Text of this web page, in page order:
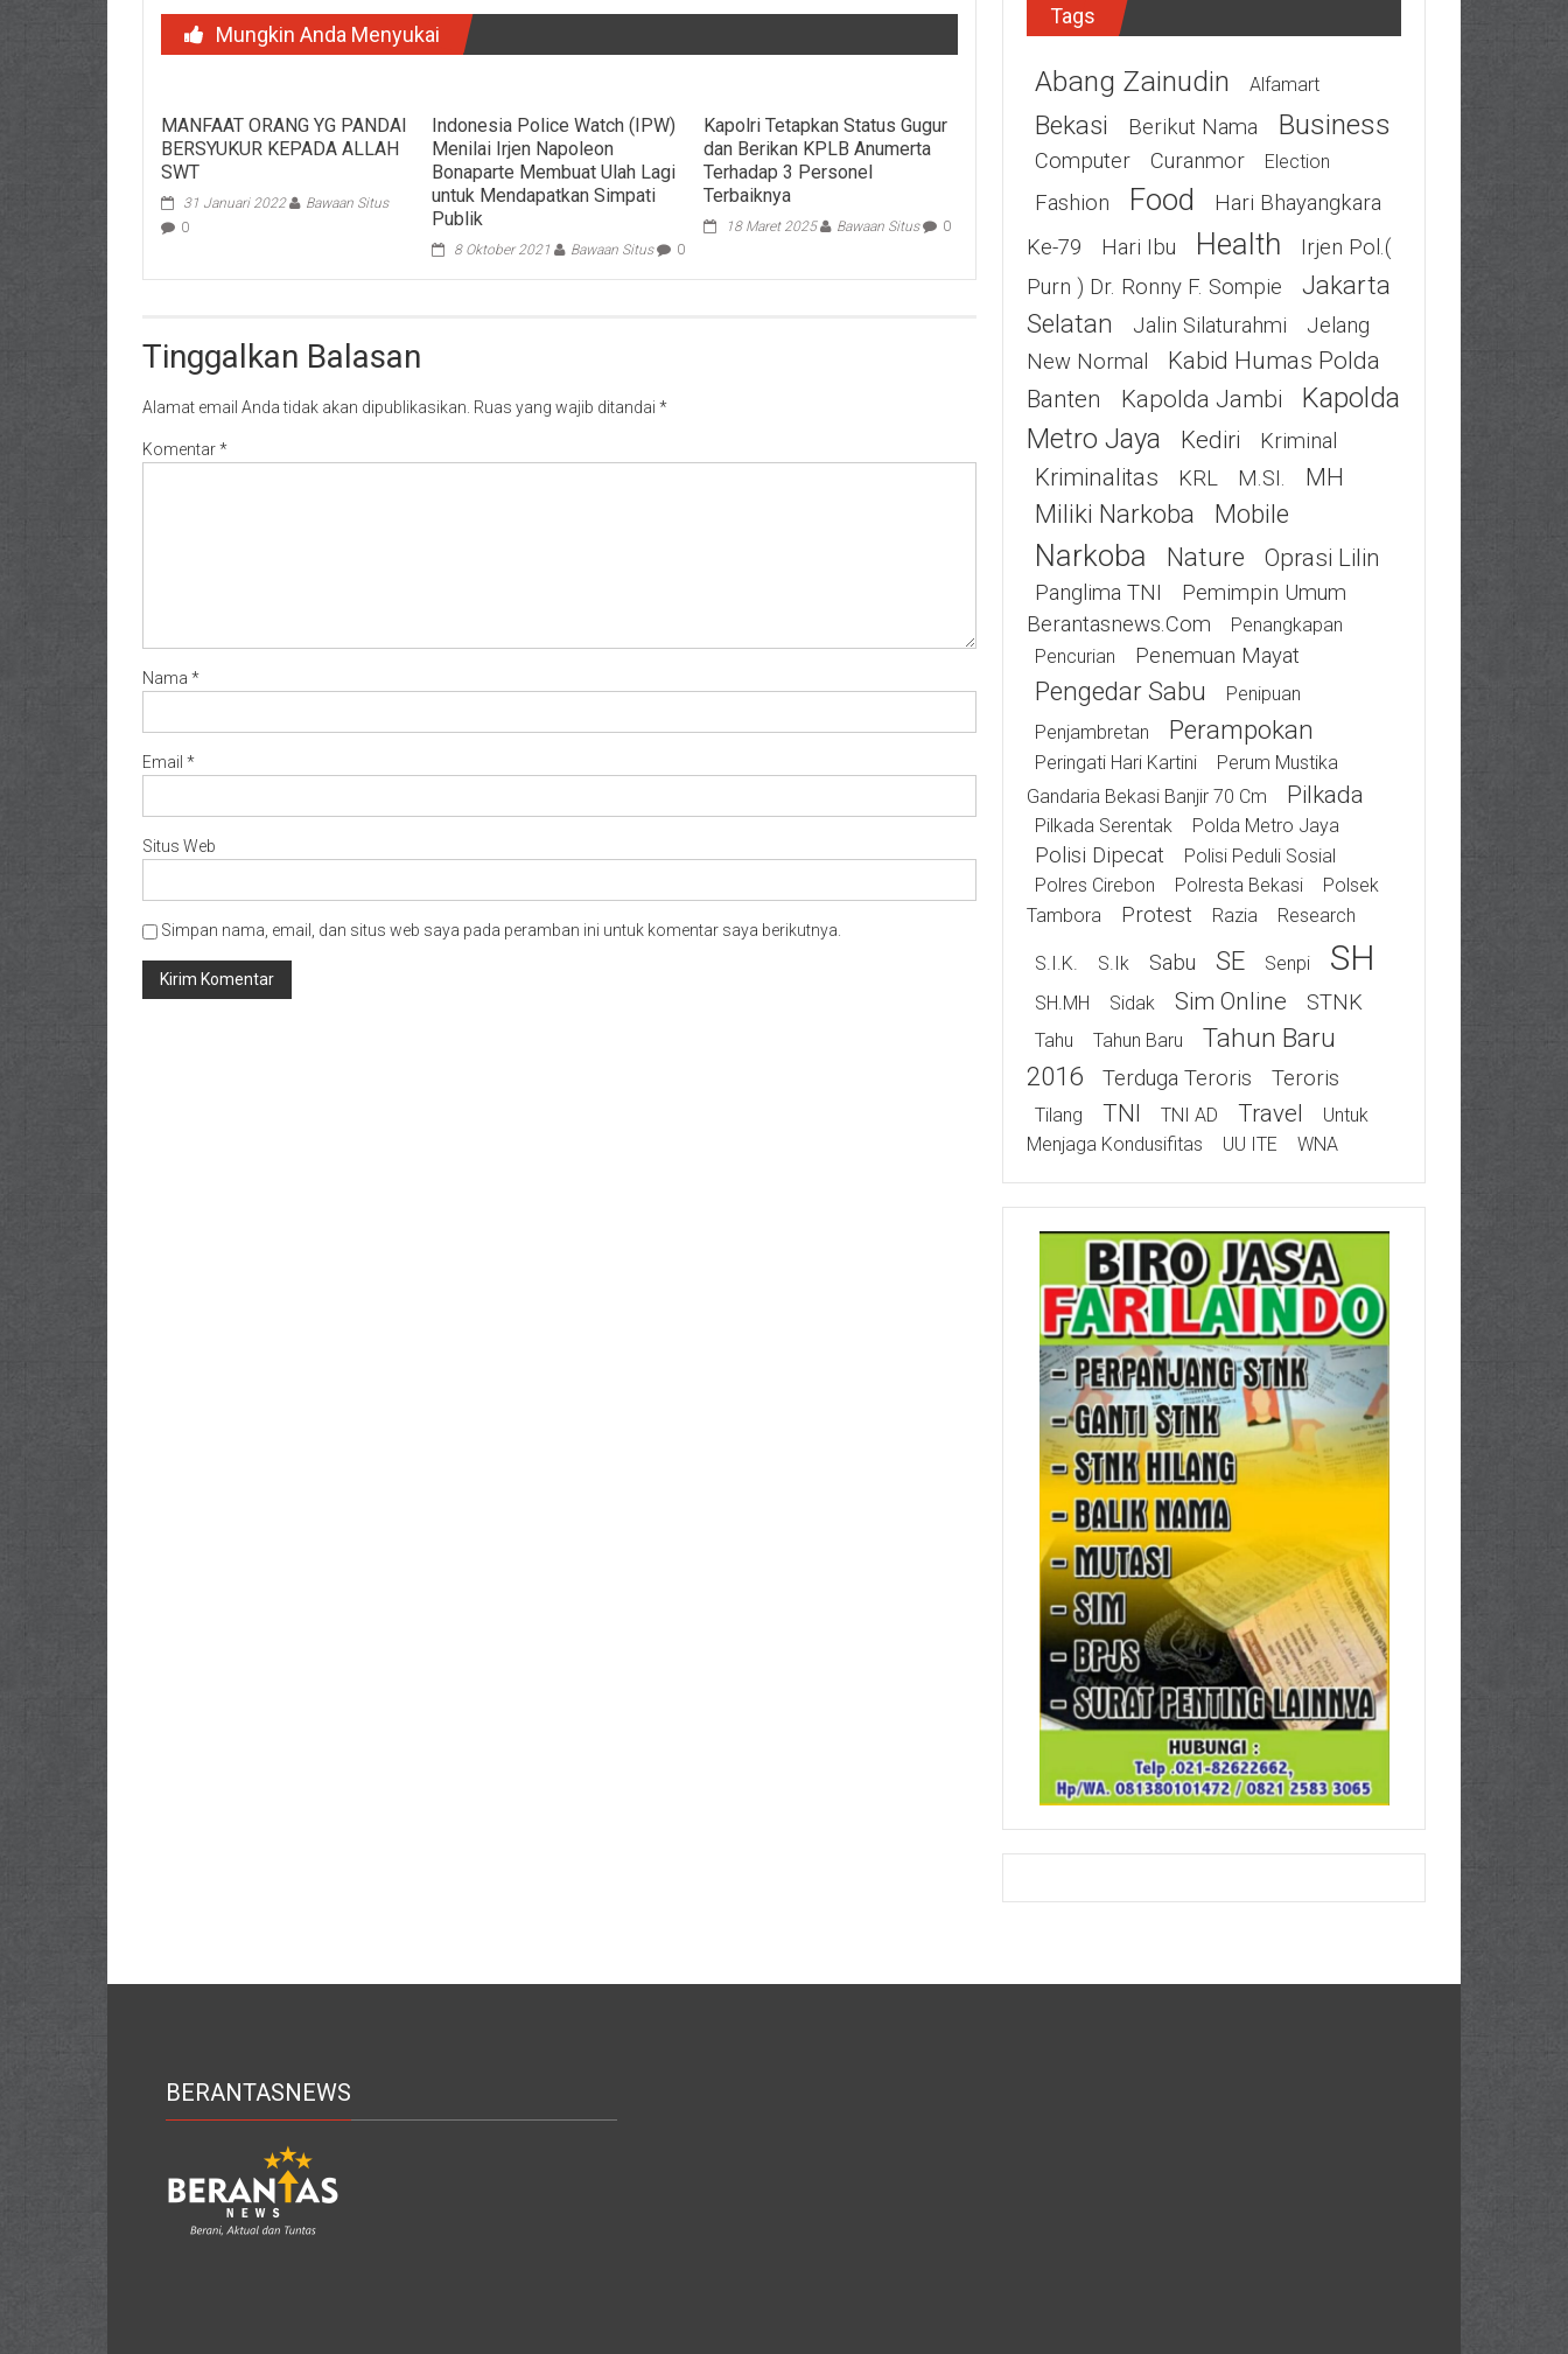
Mungkin Anda Menyukai
MANFAAT ORANG YG PANDAI
BERSYUKUR KEPADA ALLAH
SWT
31 Januari 2022
Bawaan Situs
0
Indonesia Police Watch (IPW)
Menilai Irjen Napoleon
Bonaparte Membuat Ulah Lagi
untuk Mendapatkan Simpati
Publik
8 Oktober 2021 Bawaan Situs 0
Kapolri Tetapkan Status Gugur
dan Berikan KPLB Anumerta
Terhadap 3 Personel
Terbaiknya
18 Maret 2025 Bawaan Situs 0
Tinggalkan Balasan
Alamat email Anda tidak akan dipublikasikan. Ruas yang wajib ditandai *
Komentar*
Nama *
Email *
Situs Web
Simpan nama, email, dan situs web saya pada peramban ini untuk komentar saya berikutnya.
Tags
Abang Zainudin Alfamart
Bekasi Berikut Nama Business
Computer Curanmor Election
Fashion Food
Hari Bhayangkara
Ke-79
Hari Ibu Health
Irjen Pol.(
Purn ) Dr. Ronny F. Sompie
Jakarta
Selatan
Jalin Silaturahmi
Jelang
New Normal
Kabid Humas Polda
Banten
Kapolda Jambi
Kapolda
Metro Jaya
Kediri Kriminal
Kriminalitas KRL M.SI. MH
Miliki Narkoba Mobile
Narkoba Nature Oprasi Lilin
Panglima TNI
Pemimpin Umum
Berantasnews.com
Penangkapan
Pencurian
Penemuan Mayat
Pengedar Sabu
Penipuan
Penjambretan
Perampokan
Peringati Hari Kartini
Perum Mustika
Gandaria Bekasi Banjir 70 Cm
Pilkada
Pilkada Serentak Polda Metro Jaya
Polisi Dipecat
Polisi Peduli Sosial
Polres Cirebon
Polresta Bekasi
Polsek
Tambora
Protest Razia Research
S.I.K. S.Ik Sabu SE Senpi SH
SH.MH Sidak Sim Online STNK
Tahu Tahun Baru
Tahun Baru
2016
Terduga Teroris Teroris
Tilang TNI TNI AD Travel
Untuk
Menjaga Kondusifitas
UU ITE WNA
BERANTASNEWS